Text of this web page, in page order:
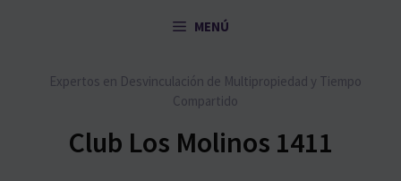
MENÚ
Expertos en Desvinculación de Multipropiedad y Tiempo
Compartido
Club Los Molinos 1411